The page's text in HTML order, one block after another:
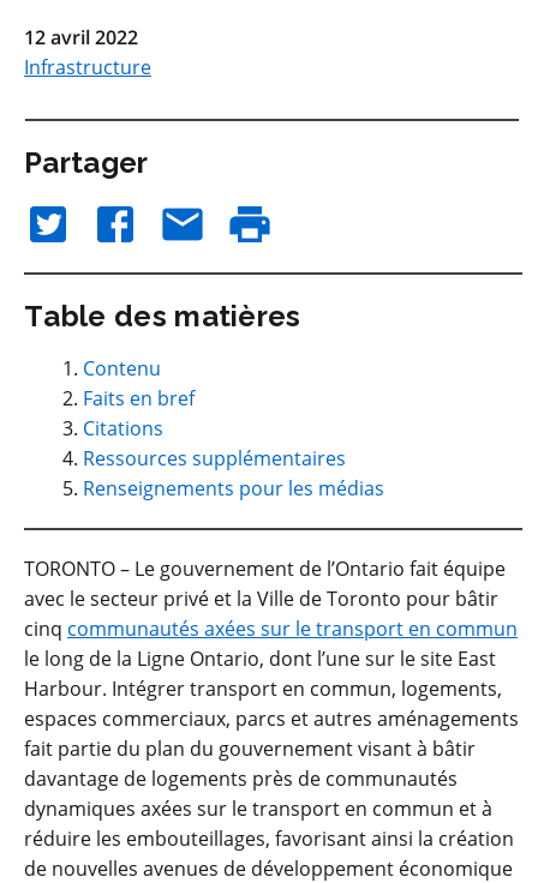
12 avril 2022
Infrastructure
Partager
Table des matières
Contenu
Faits en bref
Citations
Ressources supplémentaires
Renseignements pour les médias
TORONTO – Le gouvernement de l’Ontario fait équipe
avec le secteur privé et la Ville de Toronto pour bâtir
cinq communautés axées sur le transport en commun
le long de la Ligne Ontario, dont l’une sur le site East
Harbour. Intégrer transport en commun, logements,
espaces commerciaux, parcs et autres aménagements
fait partie du plan du gouvernement visant à bâtir
davantage de logements près de communautés
dynamiques axées sur le transport en commun et à
réduire les embouteillages, favorisant ainsi la création
de nouvelles avenues de développement économique